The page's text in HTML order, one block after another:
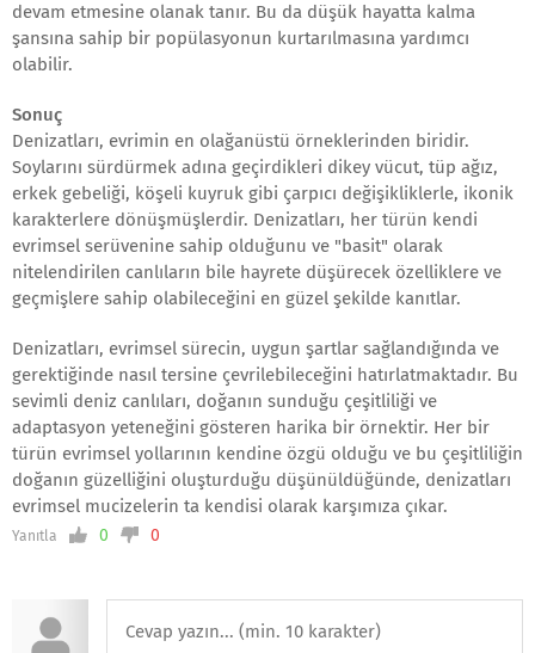
devam etmesine olanak tanır. Bu da düşük hayatta kalma
şansına sahip bir popülasyonun kurtarılmasına yardımcı
olabilir.
Sonuç
Denizatları, evrimin en olağanüstü örneklerinden biridir.
Soylarını sürdürmek adına geçirdikleri dikey vücut, tüp ağız,
erkek gebeliği, köşeli kuyruk gibi çarpıcı değişikliklerle, ikonik
karakterlere dönüşmüşlerdir. Denizatları, her türün kendi
evrimsel serüvenine sahip olduğunu ve "basit" olarak
nitelendirilen canlıların bile hayrete düşürecek özelliklere ve
geçmişlere sahip olabileceğini en güzel şekilde kanıtlar.
Denizatları, evrimsel sürecin, uygun şartlar sağlandığında ve
gerektiğinde nasıl tersine çevrilebileceğini hatırlatmaktadır. Bu
sevimli deniz canlıları, doğanın sunduğu çeşitliliği ve
adaptasyon yeteneğini gösteren harika bir örnektir. Her bir
türün evrimsel yollarının kendine özgü olduğu ve bu çeşitliliğin
doğanın güzelliğini oluşturduğu düşünüldüğünde, denizatları
evrimsel mucizelerin ta kendisi olarak karşımıza çıkar.
Yanıtla 0 0